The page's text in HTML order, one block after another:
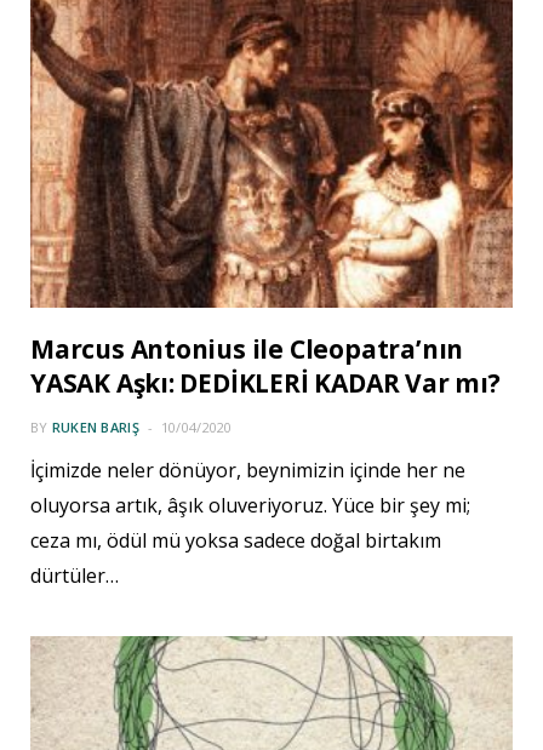
Marcus Antonius ile Cleopatra’nın
YASAK Aşkı: DEDİKLERİ KADAR Var mı?
BY RUKEN BARIŞ 10/04/2020
İçimizde neler dönüyor, beynimizin içinde her ne
oluyorsa artık, âşık oluveriyoruz. Yüce bir şey mi;
ceza mı, ödül mü yoksa sadece doğal birtakım
dürtüler…